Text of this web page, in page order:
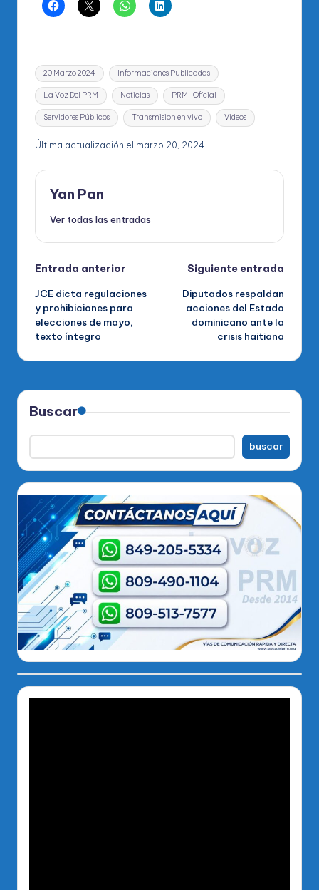
Etiquetas:
20 Marzo 2024 Informaciones Publicadas
La Voz Del PRM Noticias PRM_Oficial
Servidores Públicos Transmision en vivo Videos
Última actualización el marzo 20, 2024
Yan Pan
Ver todas las entradas
Navegación
de
entradas
Entrada anterior
JCE dicta regulaciones
y prohibiciones para
elecciones de mayo,
texto íntegro
Siguiente entrada
Diputados respaldan
acciones del Estado
dominicano ante la
crisis haitiana
Buscar
buscar